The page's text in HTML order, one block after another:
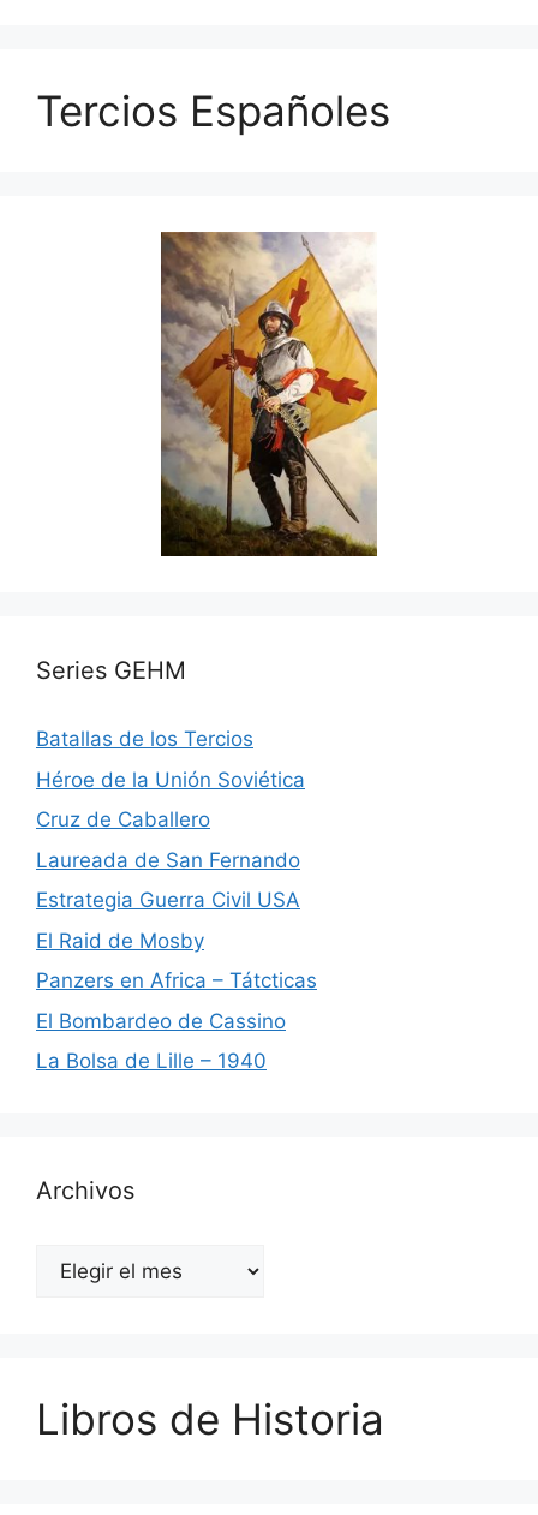
Tercios Españoles
Series GEHM
Batallas de los Tercios
Héroe de la Unión Soviética
Cruz de Caballero
Laureada de San Fernando
Estrategia Guerra Civil USA
El Raid de Mosby
Panzers en Africa – Tátcticas
El Bombardeo de Cassino
La Bolsa de Lille – 1940
Archivos
Archivos
Libros de Historia